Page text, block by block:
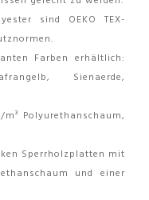
sind OEKO TEX-
Farben erhältlich:
Sienaerde,
Polyurethanschaum,
Sperrholzplatten mit
und einer